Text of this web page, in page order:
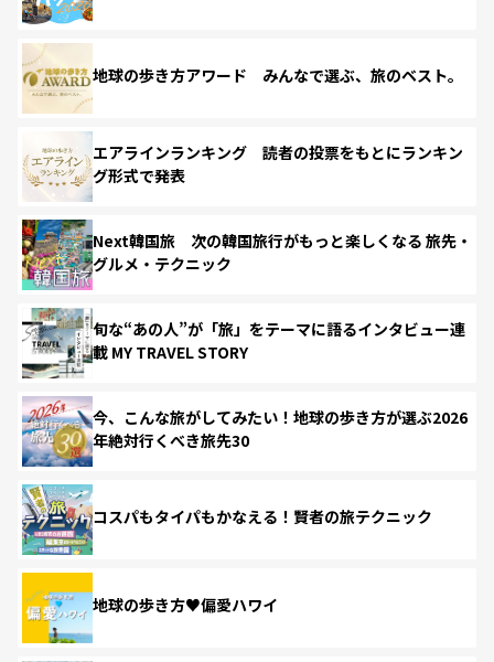
地球の歩き方アワード みんなで選ぶ、旅のベスト。
エアラインランキング 読者の投票をもとにランキン
グ形式で発表
Next韓国旅 次の韓国旅行がもっと楽しくなる 旅先・
グルメ・テクニック
旬な“あの人”が「旅」をテーマに語るインタビュー連
載 MY TRAVEL STORY
今、こんな旅がしてみたい！地球の歩き方が選ぶ2026
年絶対行くべき旅先30
コスパもタイパもかなえる！賢者の旅テクニック
地球の歩き方♥偏愛ハワイ